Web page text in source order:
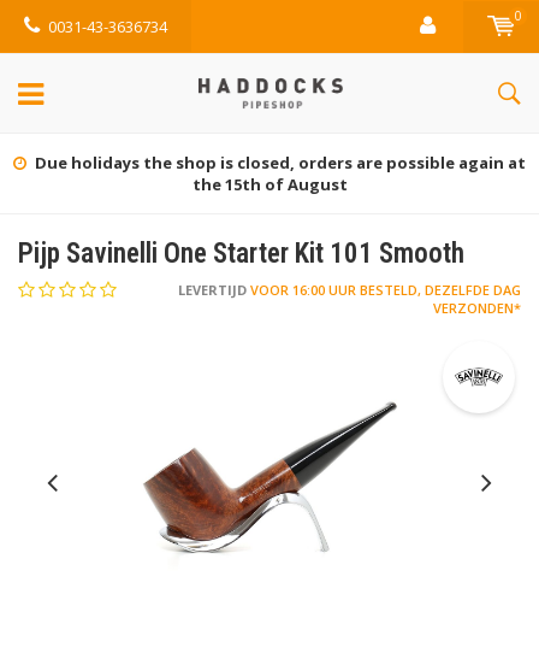
0031-43-3636734 0
Gratis retourneren (NL)
Pijp Savinelli One Starter Kit 101 Smooth
LEVERTIJD VOOR 16:00 UUR BESTELD, DEZELFDE DAG
VERZONDEN*